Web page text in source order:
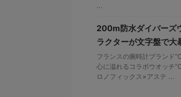
...
200m防水ダイバーズ
ラクターが文字盤で大
フランスの腕時計ブランド
心に溢れるコラボウオッ
ロノフィックス×アステ ...